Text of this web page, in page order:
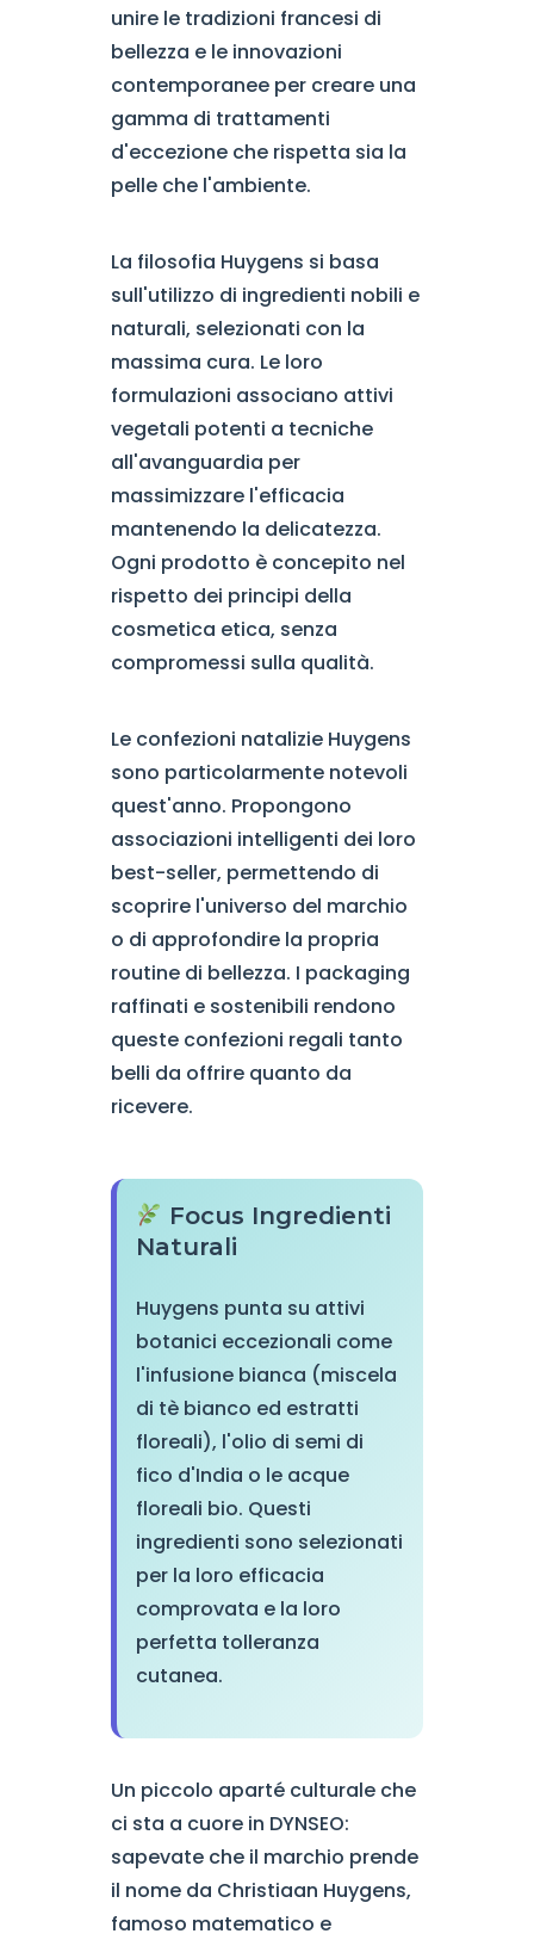
unire le tradizioni francesi di
bellezza e le innovazioni
contemporanee per creare una
gamma di trattamenti
d'eccezione che rispetta sia la
pelle che l'ambiente.
La filosofia Huygens si basa
sull'utilizzo di ingredienti nobili e
naturali, selezionati con la
massima cura. Le loro
formulazioni associano attivi
vegetali potenti a tecniche
all'avanguardia per
massimizzare l'efficacia
mantenendo la delicatezza.
Ogni prodotto è concepito nel
rispetto dei principi della
cosmetica etica, senza
compromessi sulla qualità.
Le confezioni natalizie Huygens
sono particolarmente notevoli
quest'anno. Propongono
associazioni intelligenti dei loro
best-seller, permettendo di
scoprire l'universo del marchio
o di approfondire la propria
routine di bellezza. I packaging
raffinati e sostenibili rendono
queste confezioni regali tanto
belli da offrire quanto da
ricevere.
Focus Ingredienti
Naturali
Huygens punta su attivi
botanici eccezionali come
l'infusione bianca (miscela
di tè bianco ed estratti
floreali), l'olio di semi di
fico d'India o le acque
floreali bio. Questi
ingredienti sono selezionati
per la loro efficacia
comprovata e la loro
perfetta tolleranza
cutanea.
Un piccolo aparté culturale che
ci sta a cuore in DYNSEO:
sapevate che il marchio prende
il nome da Christiaan Huygens,
famoso matematico e